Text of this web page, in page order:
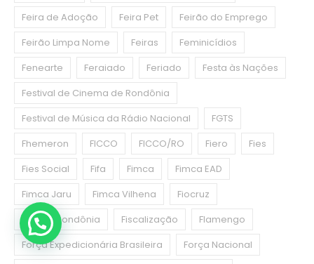
Feira de Adoção
Feira Pet
Feirão do Emprego
Feirão Limpa Nome
Feiras
Feminicídios
Fenearte
Feraiado Feriado
Festa às Nações
Festival de Cinema de Rondônia
Festival de Música da Rádio Nacional
FGTS
Fhemeron
FICCO FICCO/RO Fiero
Fies
Fies Social
Fifa Fimca
Fimca EAD
Fimca Jaru
Fimca Vilhena
Fiocruz
Fiocruz Rondônia
Fiscalização
Flamengo
Força Expedicionária Brasileira
Força Nacional